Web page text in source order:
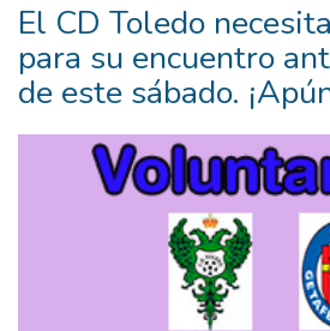
El CD Toledo
para su encuentro
de este sábado.